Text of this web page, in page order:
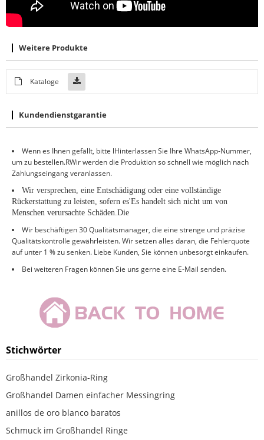
Weitere Produkte
Kataloge
Kundendienstgarantie
Wenn es Ihnen gefällt, bitte lHinterlassen Sie Ihre WhatsApp-Nummer,
um zu bestellen.RWir werden die Produktion so schnell wie möglich nach
Zahlungseingang veranlassen.
Wir versprechen, eine Entschädigung oder eine vollständige
Rückerstattung zu leisten, sofern es'Es handelt sich nicht um von
Menschen verursachte Schäden. Die
Wir beschäftigen 30 Qualitätsmanager, die eine strenge und präzise
Qualitätskontrolle gewährleisten. Wir setzen alles daran, die Fehlerquote
auf unter 1 % zu senken. Liebe Kunden, Sie können unbesorgt einkaufen.
Bei weiteren Fragen können Sie uns gerne eine E-Mail senden.
Stichwörter
Großhandel Zirkonia-Ring
Großhandel Damen einfacher Messingring
anillos de oro blanco baratos
Schmuck im Großhandel Ringe